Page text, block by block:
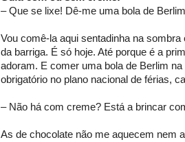
– Que se lixe! Dê-me uma bola de
Vou comê-la aqui sentadinha na
da barriga. É só hoje. Até porque é a
adoram. E comer uma bola de Berlim
obrigatório no plano nacional de férias,
– Não há com creme? Está a brincar
As de chocolate não me aquecem nem